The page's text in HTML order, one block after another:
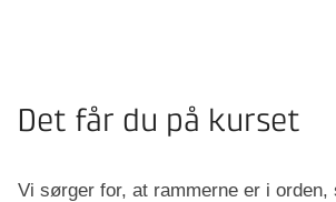
Det får du på kurset
Vi sørger for, at rammerne er i orden,